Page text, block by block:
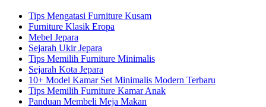
Tips Mengatasi Furniture Kusam
Furniture Klasik Eropa
Mebel Jepara
Sejarah Ukir Jepara
Tips Memilih Furniture Minimalis
Sejarah Kota Jepara
10+ Model Kamar Set Minimalis Modern Terbaru
Tips Memilih Furniture Kamar Anak
Panduan Membeli Meja Makan